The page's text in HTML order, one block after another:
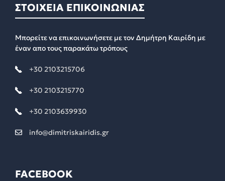
ΣΤΟΙΧΕΙΑ ΕΠΙΚΟΙΝΩΝΙΑΣ
Μπορείτε να επικοινωνήσετε με τον Δημήτρη Καιρίδη με
έναν απο τους παρακάτω τρόπους
+30 2103215706
+30 2103215770
+30 2103639930
info@dimitriskairidis.gr
FACEBOOK